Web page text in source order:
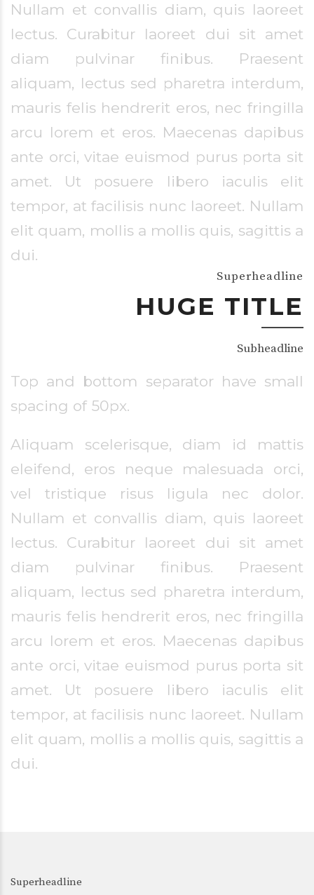
Nullam et convallis diam, quis laoreet
lectus. Curabitur laoreet dui sit amet
diam pulvinar finibus. Praesent
aliquam, lectus sed pharetra interdum,
mauris felis hendrerit eros, nec fringilla
arcu lorem et eros. Maecenas dapibus
ante orci, vitae euismod purus porta sit
amet. Ut posuere libero iaculis elit
tempor, at facilisis nunc laoreet. Nullam
elit quam, mollis a mollis quis, sagittis a
dui.
Superheadline
HUGE TITLE
Subheadline
Top and bottom separator have small
spacing of 50px.
Aliquam scelerisque, diam id mattis
eleifend, eros neque malesuada orci,
vel tristique risus ligula nec dolor.
Nullam et convallis diam, quis laoreet
lectus. Curabitur laoreet dui sit amet
diam pulvinar finibus. Praesent
aliquam, lectus sed pharetra interdum,
mauris felis hendrerit eros, nec fringilla
arcu lorem et eros. Maecenas dapibus
ante orci, vitae euismod purus porta sit
amet. Ut posuere libero iaculis elit
tempor, at facilisis nunc laoreet. Nullam
elit quam, mollis a mollis quis, sagittis a
dui.
Superheadline